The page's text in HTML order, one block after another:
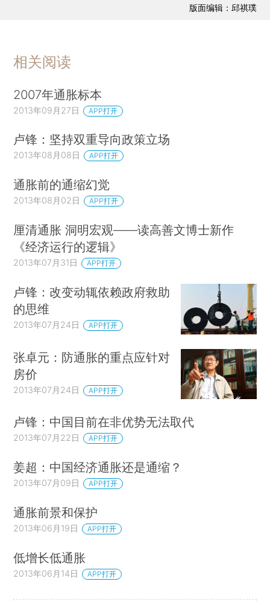
版面编辑：邱祺璞
相关阅读
2007年通胀标本
2013年09月27日 APP打开
卢锋：坚持双重导向政策立场
2013年08月08日 APP打开
通胀前的通缩幻觉
2013年08月02日 APP打开
厘清通胀 洞明宏观——读高善文博士新作
《经济运行的逻辑》
2013年07月31日 APP打开
卢锋：改变动辄依赖政府救助
的思维
2013年07月24日 APP打开
张卓元：防通胀的重点应针对
房价
2013年07月24日 APP打开
卢锋：中国目前在非优势无法取代
2013年07月22日 APP打开
姜超：中国经济通胀还是通缩？
2013年07月09日 APP打开
通胀前景和保护
2013年06月19日 APP打开
低增长低通胀
2013年06月14日 APP打开